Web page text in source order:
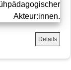
Details